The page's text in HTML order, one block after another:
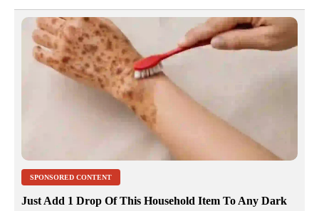
SPONSORED CONTENT
Just Add 1 Drop Of This Household Item To Any Dark